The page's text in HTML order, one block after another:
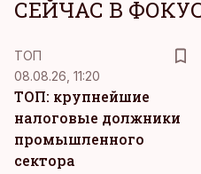
СЕЙЧАС В
ТОП
08.08.26, 11:20
ТОП: крупнейшие
налоговые должники
промышленного
сектора